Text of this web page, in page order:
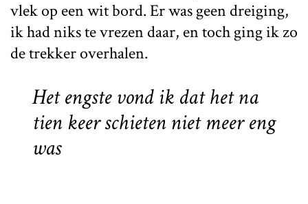
vlek op een wit bord. Er was geen dreiging,
ik had niks te vrezen daar, en toch ging ik zo
de trekker overhalen.
Het engste vond ik dat het na
tien keer schieten niet meer eng
was